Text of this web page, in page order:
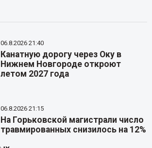
06.8.2026 21:40
Канатную дорогу через Оку в
Нижнем Новгороде откроют
летом 2027 года
06.8.2026 21:15
На Горьковской магистрали число
травмированных снизилось на 12%